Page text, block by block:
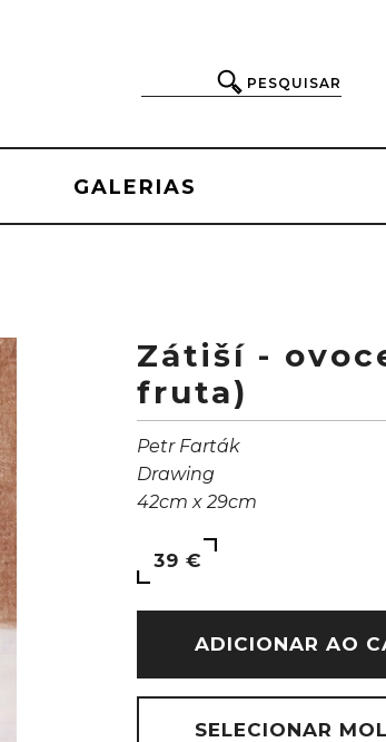
PESQUISAR
GALERIAS
Zátiší -
fruta)
Petr Farták
Drawing
42cm x 29cm
39 €
ADICIONAR AO
SELECIONAR